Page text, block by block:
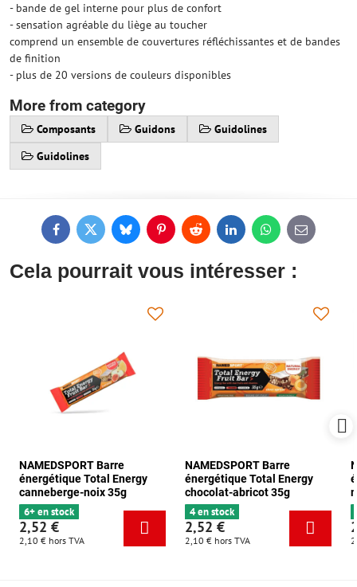
- bande de gel interne pour plus de confort
- sensation agréable du liège au toucher
comprend un ensemble de couvertures réfléchissantes et de bandes
de finition
- plus de 20 versions de couleurs disponibles
More from category
Composants Guidons
Guidolines
Guidolines
FacebookTwitterBlueskyPinterestReddit LinkedInWhatsApp
E-
mail
Cela pourrait vous intéresser :
NAMEDSPORT Barre
énergétique Total Energy
canneberge-noix 35g
6+ en stock
2,52 €
2,10 € hors TVA
NAMEDSPORT Barre
énergétique Total Energy
chocolat-abricot 35g
4 en stock
2,52 €
2,10 € hors TVA